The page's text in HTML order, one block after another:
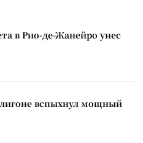
в Рио-де-Жанейро унес
вспыхнул мощный